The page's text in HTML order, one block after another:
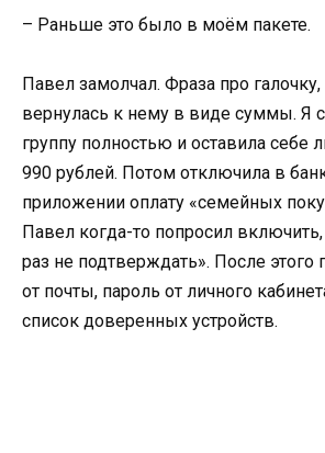
– Раньше это было в моём пакете.
Павел замолчал. Фраза про
вернулась к нему в виде суммы. Я
группу полностью и оставила себе
990 рублей. Потом отключила в
приложении оплату «семейных
Павел когда-то попросил
раз не подтверждать». После этого
от почты, пароль от личного
список доверенных устройств.